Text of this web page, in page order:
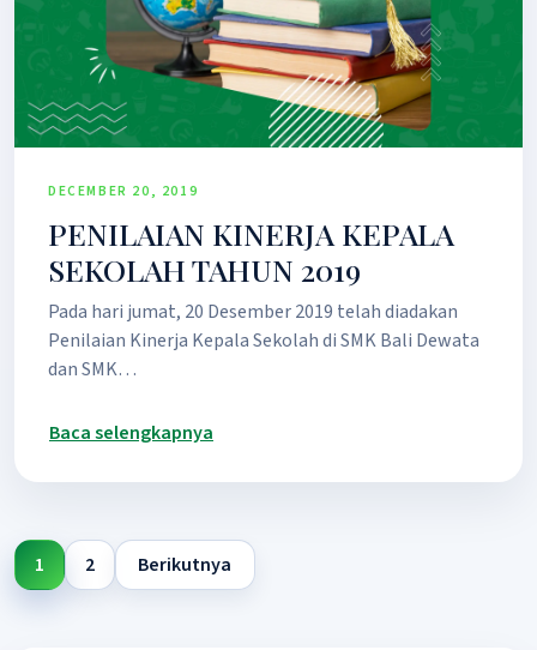
DECEMBER 20, 2019
PENILAIAN KINERJA KEPALA
SEKOLAH TAHUN 2019
Pada hari jumat, 20 Desember 2019 telah diadakan
Penilaian Kinerja Kepala Sekolah di SMK Bali Dewata
dan SMK…
Baca selengkapnya
Posts
1 2 Berikutnya